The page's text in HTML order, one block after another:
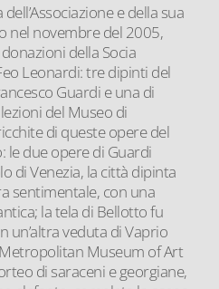
e della sua
nel novembre del 2005,
della Socia
Leonardi: tre dipinti del
Guardi e una di
del Museo di
di queste opere del
le due opere di Guardi
di Venezia, la città dipinta
sentimentale, con una
la tela di Bellotto fu
un’altra veduta di Vaprio
Museum of Art
di saraceni e georgiane,